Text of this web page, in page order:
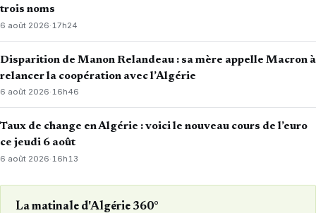
trois noms
6 août 2026·17h24
Disparition de Manon Relandeau : sa mère appelle Macron à
relancer la coopération avec l’Algérie
6 août 2026·16h46
Taux de change en Algérie : voici le nouveau cours de l’euro
ce jeudi 6 août
6 août 2026· 16h13
La matinale d'Algérie 360°